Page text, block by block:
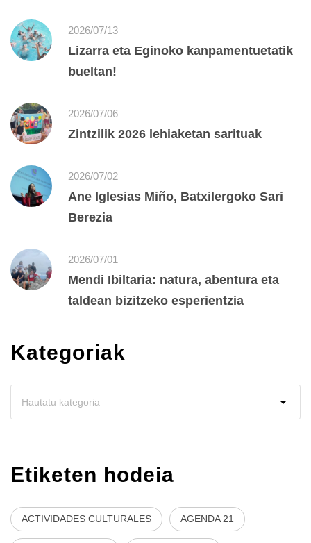
2026/07/13
Lizarra eta Eginoko kanpamentuetatik
bueltan!
2026/07/06
Zintzilik 2026 lehiaketan sarituak
2026/07/02
Ane Iglesias Miño, Batxilergoko Sari
Berezia
2026/07/01
Mendi Ibiltaria: natura, abentura eta
taldean bizitzeko esperientzia
Kategoriak
Etiketen hodeia
ACTIVIDADES CULTURALES AGENDA 21